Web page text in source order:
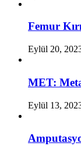
Femur
Eylül 20,
MET:
Eylül 13,